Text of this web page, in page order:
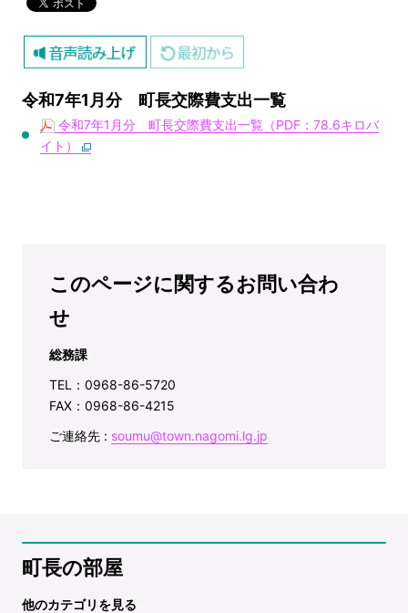
令和7年1月分 町長交際費支出一覧
令和7年1月分 町長交際費支出一覧（PDF：78.6キロバ
イト）
このページに関するお問い合わ
せ
総務課
TEL：0968-86-5720
FAX：0968-86-4215
ご連絡先 : soumu@town.nagomi.lg.jp
町長の部屋
他のカテゴリを見る